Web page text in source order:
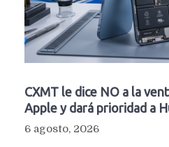
CXMT le dice NO a la
Apple y dará prioridad a
6 agosto, 2026